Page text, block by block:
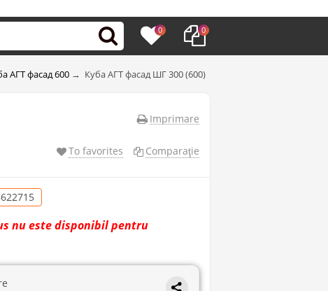
0 0
АГТ фасад 600 → Куба АГТ фасад ШГ 300 (600)
Imprimare
To favorites Comparaţie
nu este disponibil pentru